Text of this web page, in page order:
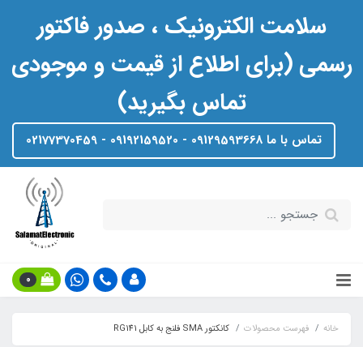
سلامت الکترونیک ، صدور فاکتور
رسمی (برای اطلاع از قیمت و موجودی
تماس بگیرید)
تماس با ما 09129593668 - 09192159520 - 02177370459
0
خانه فهرست محصولات کانکتور SMA فلنج به کابل RG141